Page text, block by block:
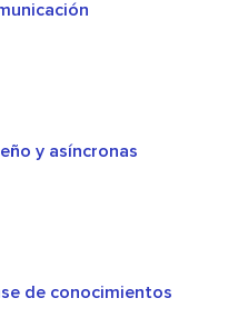
y asíncronas
de conocimientos